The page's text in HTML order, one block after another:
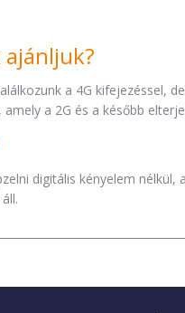
ajánljuk?
a 4G kifejezéssel,
a 2G és a később
digitális kényelem